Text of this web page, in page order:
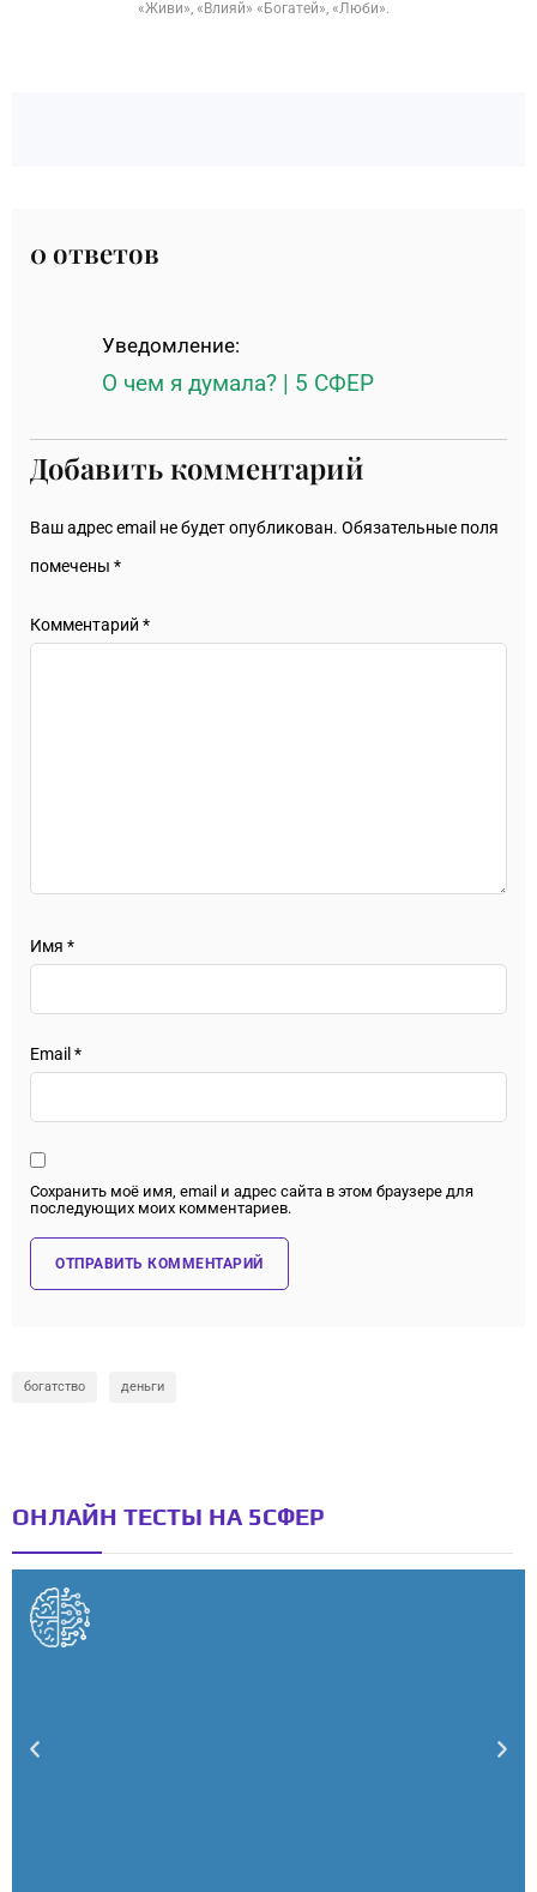
«Живи», «Влияй» «Богатей», «Люби».
0 ответов
Уведомление:
О чем я думала? | 5 СФЕР
Добавить комментарий
Ваш адрес email не будет опубликован. Обязательные поля
помечены *
Комментарий *
Имя *
Email *
Сохранить моё имя, email и адрес сайта в этом браузере для
последующих моих комментариев.
богатство деньги
ОНЛАЙН ТЕСТЫ НА 5СФЕР